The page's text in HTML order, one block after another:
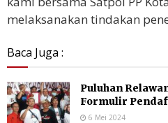
melaksanakan tindakan
Baca Juga :
Puluhan
Formulir
6 Mei 2024